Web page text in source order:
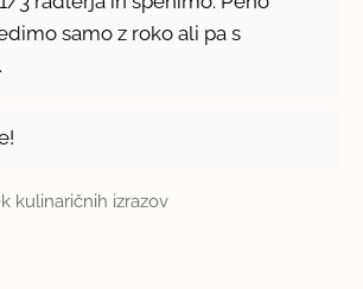
samo z roko ali pa s
kulinaričnih izrazov